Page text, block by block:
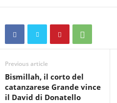
Previous article
Bismillah, il corto del
catanzarese Grande vince
il David di Donatello